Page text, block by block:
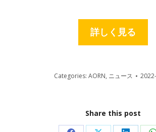
詳しく見る
Categories: AORN, ニュース
Share this post